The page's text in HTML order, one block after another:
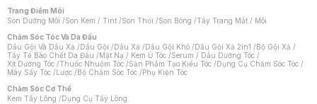
Trang Điểm Môi
Son Dưỡng Môi /Son Kem / Tint /Son Thỏi /Son Bóng /Tẩy Trang Mắt / Môi
Chăm Sóc Tóc Và Da Đầu
Dầu Gội Và Dầu Xả /Dầu Gội /Dầu Xả /Dầu Gội Khô /Dầu Gội Xả 2in1 /Bộ Gội Xả /
Tẩy Tế Bào Chết Da Đầu /Mặt Nạ / Kem Ủ Tóc /Serum / Dầu Dưỡng Tóc /
Xịt Dưỡng Tóc /Thuốc Nhuộm Tóc /Sản Phẩm Tạo Kiểu Tóc /Dụng Cụ Chăm Sóc Tóc /
Máy Sấy Tóc /Lược /Bộ Chăm Sóc Tóc /Phụ Kiện Tóc
Chăm Sóc Cơ Thể
Kem Tẩy Lông /Dụng Cụ Tẩy Lông